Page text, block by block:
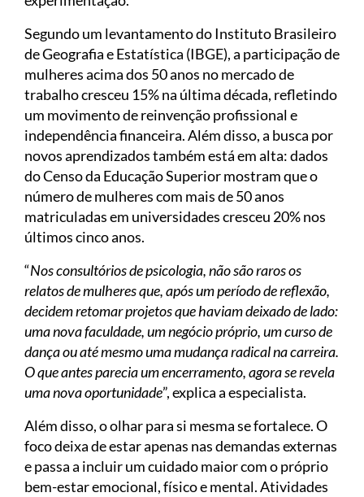
Segundo um levantamento do Instituto Brasileiro
de Geografia e Estatística (IBGE), a participação de
mulheres acima dos 50 anos no mercado de
trabalho cresceu 15% na última década, refletindo
um movimento de reinvenção profissional e
independência financeira. Além disso, a busca por
novos aprendizados também está em alta: dados
do Censo da Educação Superior mostram que o
número de mulheres com mais de 50 anos
matriculadas em universidades cresceu 20% nos
últimos cinco anos.
“Nos consultórios de psicologia, não são raros os
relatos de mulheres que, após um período de reflexão,
decidem retomar projetos que haviam deixado de lado:
uma nova faculdade, um negócio próprio, um curso de
dança ou até mesmo uma mudança radical na carreira.
O que antes parecia um encerramento, agora se revela
uma nova oportunidade”, explica a especialista.
Além disso, o olhar para si mesma se fortalece. O
foco deixa de estar apenas nas demandas externas
e passa a incluir um cuidado maior com o próprio
bem-estar emocional, físico e mental. Atividades